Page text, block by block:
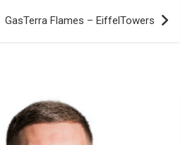
GasTerra Flames – EiffelTowers